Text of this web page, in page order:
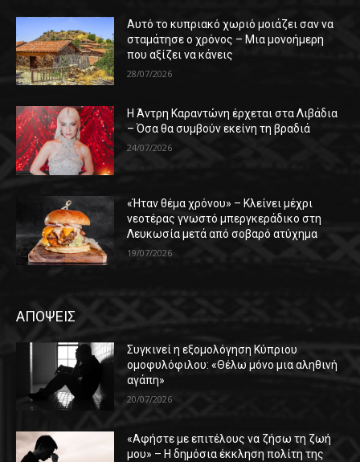
Αυτό το κυπριακό χωριό μοιάζει σαν να
σταμάτησε ο χρόνος – Μια μονοήμερη
που αξίζει να κάνεις
28/07/2026
Η Άντρη Καραντώνη έρχεται στα Λιβάδια
– Όσα θα συμβούν εκείνη τη βραδιά
24/07/2026
«Ήταν θέμα χρόνου» – Κλείνει μέχρι
νεοτέρας γνωστό μπεργκεράδικο στη
Λευκωσία μετά από σοβαρό ατύχημα
19/07/2026
ΑΠΟΨΕΙΣ
Συγκινεί η εξομολόγηση Κύπριου
ομοφυλόφιλου: «Θέλω μόνο μια αληθινή
αγάπη»
20/07/2026
«Αφήστε με επιτέλους να ζήσω τη ζωή
μου» – Η δημόσια έκκληση πολίτη της